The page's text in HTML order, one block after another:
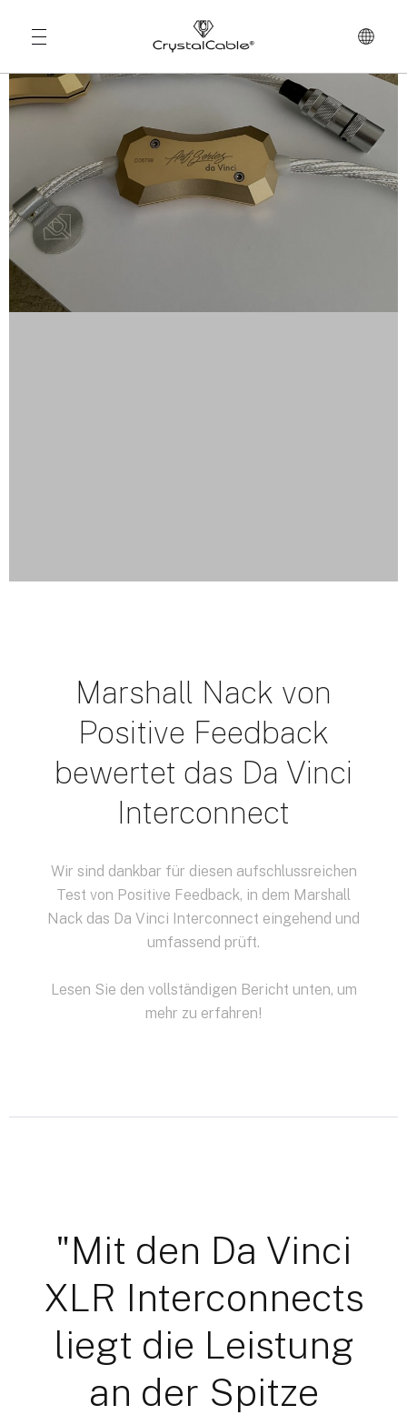
Marshall Nack von
Positive Feedback
bewertet das Da Vinci
Interconnect
Wir sind dankbar für diesen aufschlussreichen
Test von Positive Feedback, in dem Marshall
Nack das Da Vinci Interconnect eingehend und
umfassend prüft.
Lesen Sie den vollständigen Bericht unten, um
mehr zu erfahren!
"Mit den Da Vinci
XLR Interconnects
liegt die Leistung
an der Spitze